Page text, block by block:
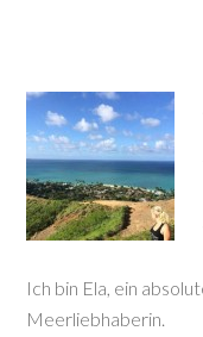
Ich bin Ela, ein
Meerliebhaberin.